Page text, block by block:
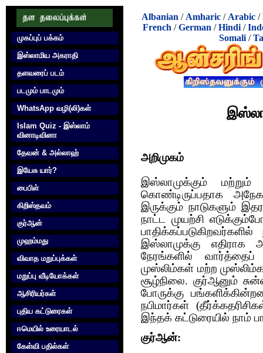
முகப்புப் பக்கம்
இஸ்லாமிய அகராதி
தளவரைப் படம்
படமும் பாடமும்
WhatsApp வழி(லி)கள்
Islam Quiz - இஸ்லாம்
வினாடிவினா
தேவன் & அல்லாஹ்
இயேசு யார்?
பைபிள்
கிறிஸ்தவம்
குர்‍ஆன்
முஹம்மது
விவாத மறுப்புக்கள்
மறுப்பு வீடியோக்கள்
ஆசிரியர்கள்
புதிய கட்டுரைகள்
ஈமெயில் உரையாடல்
கேள்வி பதில்கள்
Albanian / Amharic / Arabic /
French /German /Hindi /
Somali/
அறிமுகம்
இஸ்லாமுக்கும் மற்றும்
கொண்டிருப்பதாக
இருக்கும் நாடுகளும்
நாட்ட முயற்சி
இஸ்லாமுக்கு எதிராக
நேரங்களில்
முஸ்லிம்கள் மற்ற‌
சூழ்நிலை. குர்‍ஆனும்
போருக்கு
நபிமார்கள்
இந்தக் கட்டுரையில் நாம்
குர்‍ஆன்: